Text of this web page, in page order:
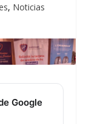
, Noticias
Google